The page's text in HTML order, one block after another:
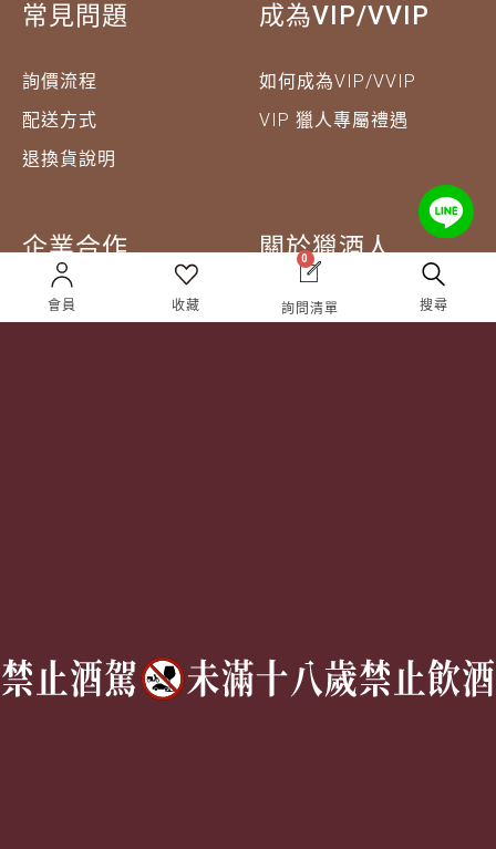
常見問題
詢價流程
配送方式
退換貨說明
成為VIP/VVIP
如何成為VIP/VVIP
VIP 獵人專屬禮遇
企業合作
企業合作
關於獵酒人
人才招募
週一至週六 10AM – 7PM
(國定假日休息)
會員 收藏
0
詢問清單 搜尋